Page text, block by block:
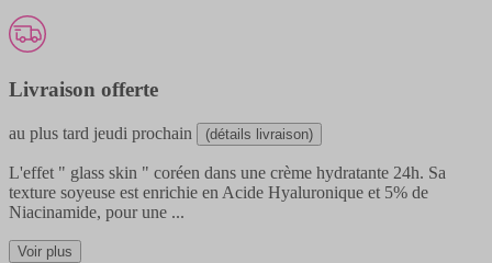
Livraison offerte
au plus tard jeudi prochain (détails livraison)
L'effet " glass skin " coréen dans une crème hydratante 24h. Sa
texture soyeuse est enrichie en Acide Hyaluronique et 5% de
Niacinamide, pour une ...
Voir plus